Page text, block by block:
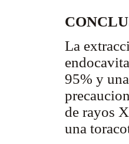
La
95% y
de rayos
una